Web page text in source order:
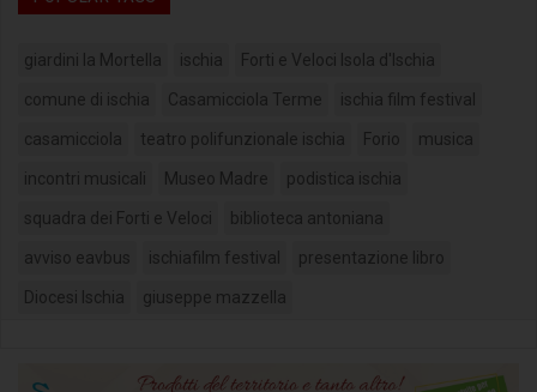
giardini la Mortella ischia Forti e Veloci Isola d'Ischia
comune di ischia Casamicciola Terme ischia film festival
casamicciola teatro polifunzionale ischia Forio musica
incontri musicali Museo Madre podistica ischia
squadra dei Forti e Veloci biblioteca antoniana
avviso eavbus ischiafilm festival presentazione libro
Diocesi Ischia giuseppe mazzella